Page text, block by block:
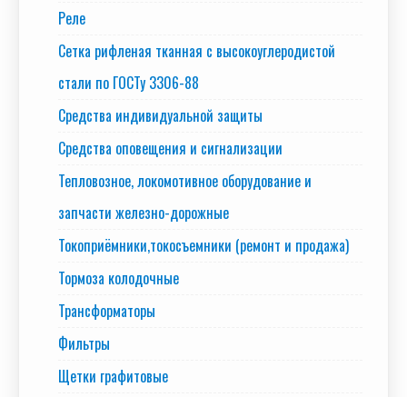
Реле
Сетка рифленая тканная с высокоуглеродистой
стали по ГОСТу 3306-88
Средства индивидуальной защиты
Средства оповещения и сигнализации
Тепловозное, локомотивное оборудование и
запчасти железно-дорожные
Токоприёмники,токосъемники (ремонт и продажа)
Тормоза колодочные
Трансформаторы
Фильтры
Щетки графитовые